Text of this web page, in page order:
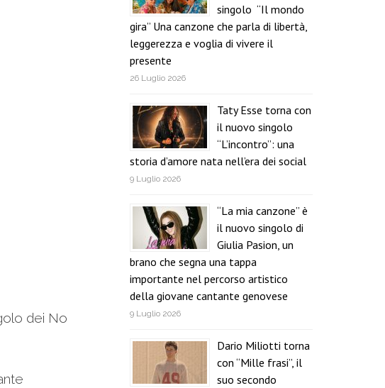
dei No
singolo “Il mondo
gira” Una canzone che parla di libertà,
leggerezza e voglia di vivere il
presente
26 Luglio 2026
Taty Esse torna con
il nuovo singolo
“L’incontro”: una
storia d’amore nata nell’era dei social
9 Luglio 2026
“La mia canzone” è
il nuovo singolo di
Giulia Pasion, un
brano che segna una tappa
importante nel percorso artistico
della giovane cantante genovese
9 Luglio 2026
Dario Miliotti torna
con “Mille frasi”, il
suo secondo